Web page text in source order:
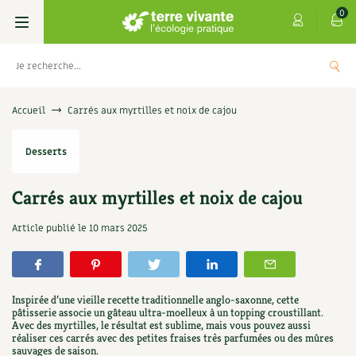
0
Livres
Permaculture, Jardin bio
Verger, arbres
Petit élevage
Aménagement jardin
Les 4 saisons
Se réabonner
Offrir un abonnement
Les numéros
4 saisons
Boutique
Graines, semences
Potagères
Aromatiques
Florales
Cartes cadeau
Centre Terre vivante
Découvrir le Centre
Visiter en famille, entre amis
Infos & conseils
Jardin bio
Parole libre
Accueil Carrés aux myrtilles et noix de cajou
Desserts
Carrés aux myrtilles et noix de cajou
Article publié le 10 mars 2025
Inspirée d’une vieille recette traditionnelle anglo-saxonne, cette
pâtisserie associe un gâteau ultra-moelleux à un topping croustillant.
Avec des myrtilles, le résultat est sublime, mais vous pouvez aussi
réaliser ces carrés avec des petites fraises très parfumées ou des mûres
sauvages de saison.
19,00€